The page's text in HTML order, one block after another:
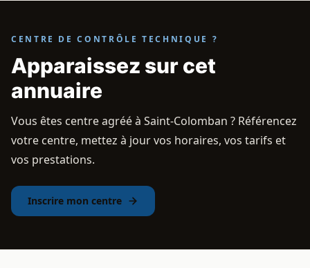
CENTRE DE CONTRÔLE TECHNIQUE ?
Apparaissez sur cet
annuaire
Vous êtes centre agréé à Saint-Colomban ? Référencez
votre centre, mettez à jour vos horaires, vos tarifs et
vos prestations.
Inscrire mon centre